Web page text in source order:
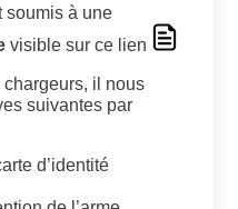
soumis à une
visible sur ce lien
chargeurs, il nous
suivantes par
d’identité